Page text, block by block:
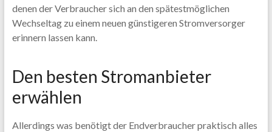
denen der Verbraucher sich an den spätestmöglichen
Wechseltag zu einem neuen günstigeren Stromversorger
erinnern lassen kann.
Den besten Stromanbieter
erwählen
Allerdings was benötigt der Endverbraucher praktisch alles